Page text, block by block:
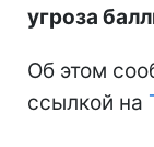
угроза
Об этом
ссылкой на